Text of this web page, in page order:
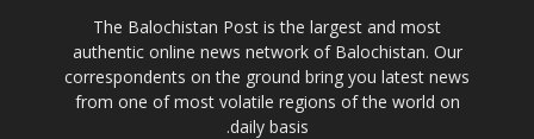
The Balochistan Post is the largest and most
authentic online news network of Balochistan. Our
correspondents on the ground bring you latest news
from one of most volatile regions of the world on
daily basis.